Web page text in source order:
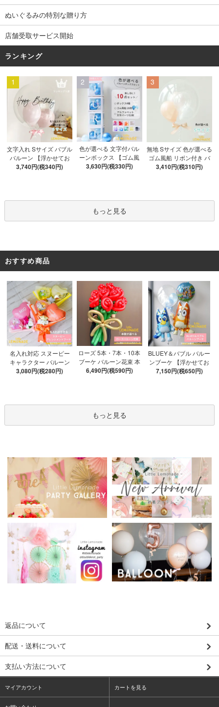
ぬいぐるみの特別な贈り方
店舗受取サービス開始
ランキング
1
文字入れ Sサイズ バブル
バルーン 【浮かせてお
届け】 バルーン
3,740円(税340円)
2
色が選べる 文字付バル
ーンボックス 【ゴム風
船&文字パーツ付き】 DI
ツ52枚 推し活
3,630円(税330円)
3
無地 Sサイズ 色が選べる
ゴム風船 リボン付き バ
ブルバルーン 【浮かせ
3,410円(税310円)
もっと見る
おすすめ商品
名入れ対応 スヌーピー
キャラクター バルーン
ブーケ 選べる7種 【膨ら
3,080円(税280円)
ローズ 5本・7本・10本
ブーケ バルーン花束 本
数が選べる 【膨らませ
6,490円(税590円)
BLUEY＆バブル バルー
ンブーケ 【浮かせてお
届け】 ヘリウムガス入
7,150円(税650円)
もっと見る
返品について
配送・送料について
支払い方法について
マイアカウント カートを見る